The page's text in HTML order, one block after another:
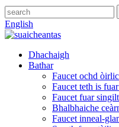
English
Dhachaigh
Bathar
Faucet ochd
Faucet teth is
Faucet fuar
Bhalbhaiche
Faucet inneal-